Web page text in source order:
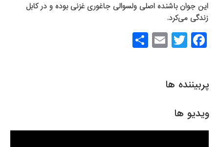
پربیننده ها
ویدیو ها
این جوان باشنده اصلی ولسوالی جاغوری غزنی بوده و در کابل
زندگی می‌کرد.
F
a
e
o
o
T
wi
er
E
m